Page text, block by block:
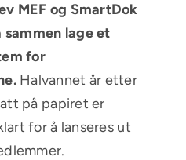
MEF og SmartDok
sammen lage et
for
Halvannet år etter
på papiret er
for å lanseres ut